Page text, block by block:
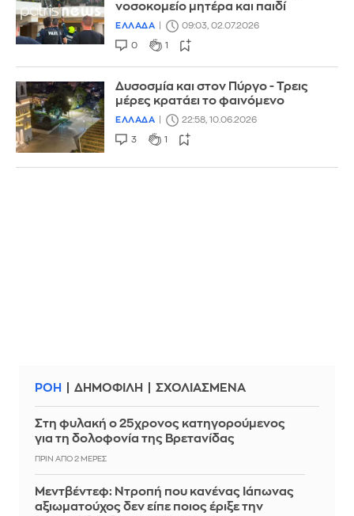
νοσοκομείο μητέρα και παιδί
ΕΛΛΑΔΑ 09:03, 02.07.2026
0 1
Δυσοσμία και στον Πύργο - Τρεις
μέρες κρατάει το φαινόμενο
ΕΛΛΑΔΑ 22:58, 10.06.2026
3 1
ΡΟΗ ΔΗΜΟΦΙΛΗ ΣΧΟΛΙΑΣΜΕΝΑ
Στη φυλακή ο 25χρονος κατηγορούμενος
για τη δολοφονία της Βρετανίδας
ΠΡΙΝ ΑΠΌ 2 ΜΈΡΕΣ
Μεντβέντεφ: Ντροπή που κανένας Ιάπωνας
αξιωματούχος δεν είπε ποιος έριξε την